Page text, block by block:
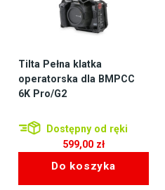
Tilta Pełna klatka
operatorska dla BMPCC
6K Pro/G2
Dostępny od ręki
599,00 zł
Do koszyka